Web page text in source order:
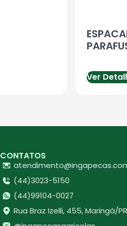
Ver
CONTATOS
(44)3023-5150
(44)99104-0027
Rua Braz Izelli, 455, Maringá/PR